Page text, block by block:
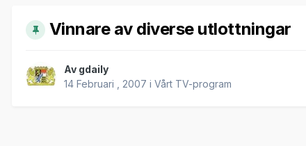
Vinnare av diverse utlottningar
Av gdaily
14 Februari , 2007 i Vårt TV-program